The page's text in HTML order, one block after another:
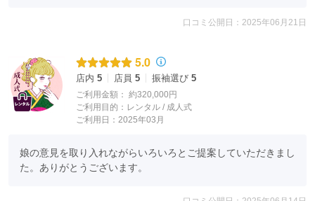
口コミ公開日：2025年06月21日
5.0
店内 5 店員 5 振袖選び 5
ご利用金額： 約320,000円
ご利用目的： レンタル / 成人式
ご利用日：2025年03月
娘の意見を取り入れながらいろいろとご提案していただきまし
た。ありがとうございます。